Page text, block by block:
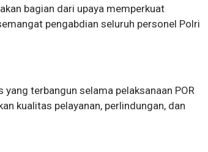
bagian dari upaya memperkuat
pengabdian seluruh personel Polri
terbangun selama pelaksanaan POR
kualitas pelayanan, perlindungan, dan